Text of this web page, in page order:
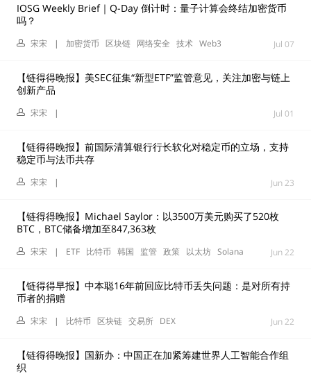
IOSG Weekly Brief｜Q-Day 倒计时：量子计算会终结加密货币
吗？
宋宋 | 加密货币 区块链 网络安全 技术 Web3 Jul 07
【链得得晚报】美SEC征集“新型ETF”监管意见，关注加密与链上
创新产品
宋宋 | Jul 01
【链得得晚报】前国际清算银行行长软化对稳定币的立场，支持
稳定币与法币共存
宋宋 | Jun 23
【链得得晚报】Michael Saylor：以3500万美元购买了520枚
BTC，BTC储备增加至847,363枚
宋宋 | ETF 比特币 韩国 监管 政策 以太坊 Solana Jun 22
【链得得早报】中本聪16年前回应比特币丢失问题：是对所有持
币者的捐赠
宋宋 | 比特币 区块链 交易所 DEX Jun 22
【链得得晚报】国新办：中国正在加紧筹建世界人工智能合作组
织